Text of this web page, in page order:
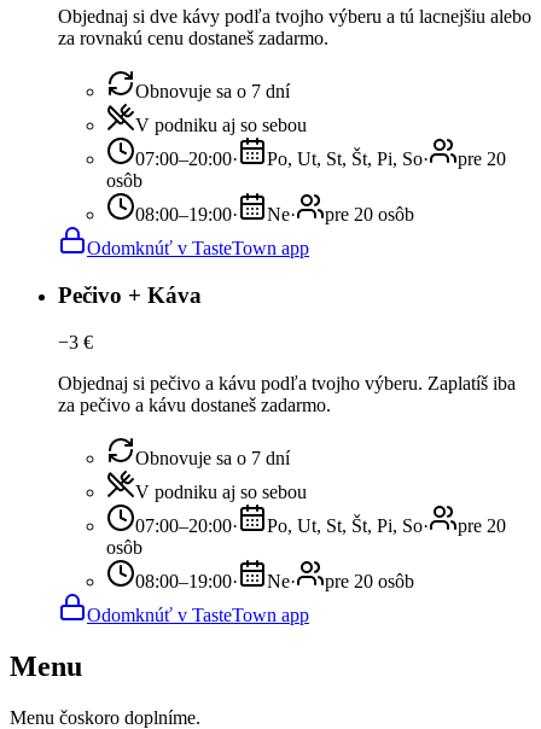
Objednaj si dve kávy podľa tvojho výberu a tú lacnejšiu alebo
za rovnakú cenu dostaneš zadarmo.
Obnovuje sa o 7 dní
V podniku aj so sebou
07:00–20:00· Po, Ut, St, Št, Pi, So·
pre 20
osôb
08:00–19:00· Ne·
pre 20 osôb
Odomknúť v TasteTown app
Pečivo + Káva
−3 €
Objednaj si pečivo a kávu podľa tvojho výberu. Zaplatíš iba
za pečivo a kávu dostaneš zadarmo.
Obnovuje sa o 7 dní
V podniku aj so sebou
07:00–20:00· Po, Ut, St, Št, Pi, So·
pre 20
osôb
08:00–19:00· Ne·
pre 20 osôb
Odomknúť v TasteTown app
Menu
Menu čoskoro doplníme.